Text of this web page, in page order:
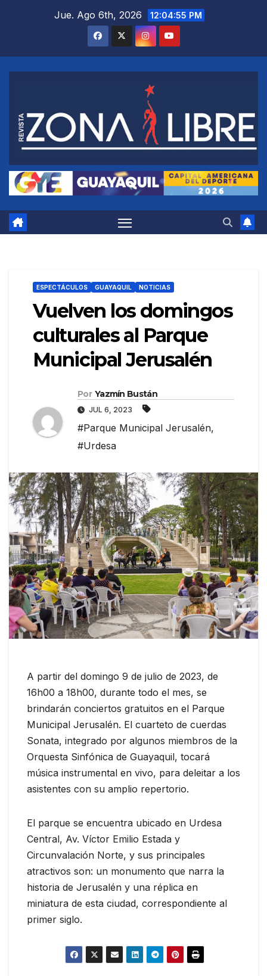
Jue. Ago 6th, 2026 12:04:56 PM
ESPECTÁCULOS GUAYAQUIL NOTICIAS
Vuelven los domingos
culturales al Parque
Municipal Jerusalén
Por Yazmín Bustán
JUL 6, 2023
#Parque Municipal Jerusalén,
#Urdesa
A partir del domingo 9 de julio de 2023, de
16h00 a 18h00, durante todo el mes, se
brindarán conciertos gratuitos en el Parque
Municipal Jerusalén. El cuarteto de cuerdas
Sonata, integrado por algunos miembros de la
Orquesta Sinfónica de Guayaquil, tocará
música instrumental en vivo, para deleitar a los
asistentes con su amplio repertorio.
El parque se encuentra ubicado en Urdesa
Central, Av. Víctor Emilio Estada y
Circunvalación Norte, y sus principales
atractivos son: un monumento que narra la
historia de Jerusalén y una réplica en
miniatura de esta ciudad, correspondiente al
primer siglo.